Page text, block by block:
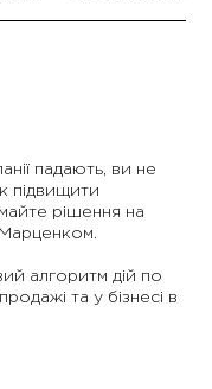
падають, ви не
підвищити
рішення на
Марценком.
алгоритм дій по
та у бізнесі в